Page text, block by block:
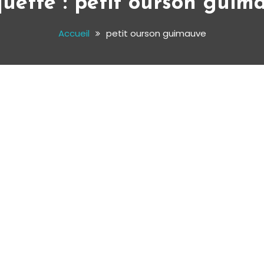
Accueil petit ourson guimauve